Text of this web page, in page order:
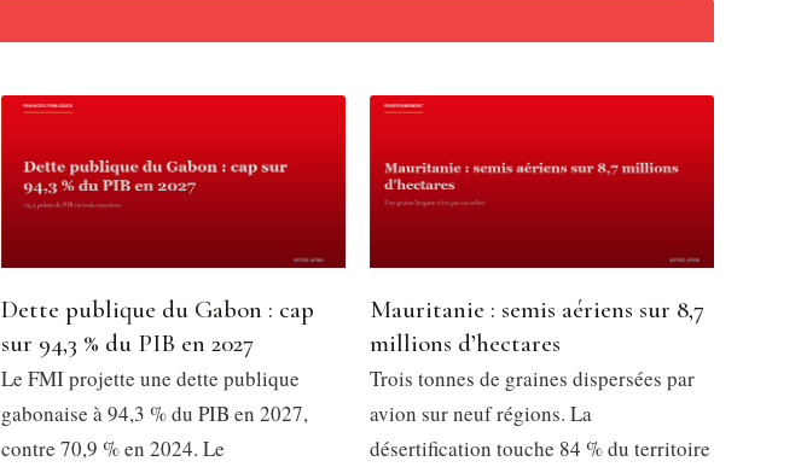
Dette publique du Gabon : cap
sur 94,3 % du PIB en 2027
Le FMI projette une dette publique
gabonaise à 94,3 % du PIB en 2027,
contre 70,9 % en 2024. Le
Mauritanie : semis aériens sur 8,7
millions d’hectares
Trois tonnes de graines dispersées par
avion sur neuf régions. La
désertification touche 84 % du territoire